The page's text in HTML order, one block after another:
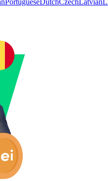
PortugueseDutchCzechLatvian